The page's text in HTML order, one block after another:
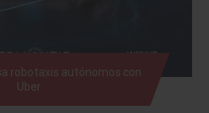
robotaxis autónomos con
Uber